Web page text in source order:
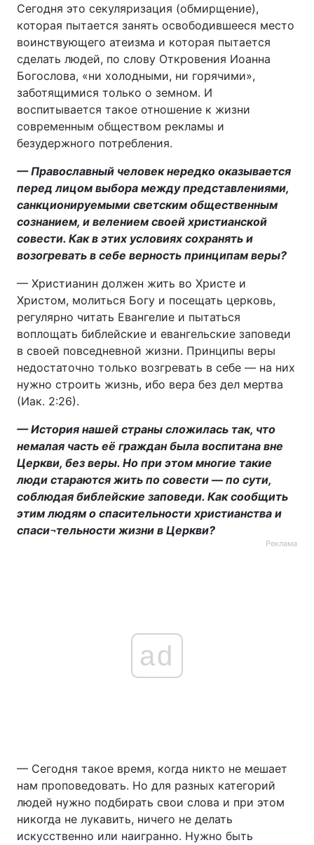
Сегодня это секуляризация (обмирщение),
которая пытается занять освободившееся место
воинствующего атеизма и которая пытается
сделать людей, по слову Откровения Иоанна
Богослова, «ни холодными, ни горячими»,
заботящимися только о земном. И
воспитывается такое отношение к жизни
современным обществом рекламы и
безудержного потребления.
— Православный человек нередко оказывается
перед лицом выбора между представлениями,
санкционируемыми светским общественным
сознанием, и велением своей христианской
совести. Как в этих условиях сохранять и
возогревать в себе верность принципам веры?
— Христианин должен жить во Христе и
Христом, молиться Богу и посещать церковь,
регулярно читать Евангелие и пытаться
воплощать библейские и евангельские заповеди
в своей повседневной жизни. Принципы веры
недостаточно только возгревать в себе — на них
нужно строить жизнь, ибо вера без дел мертва
(Иак. 2:26).
— История нашей страны сложилась так, что
немалая часть её граждан была воспитана вне
Церкви, без веры. Но при этом многие такие
люди стараются жить по совести — по сути,
соблюдая библейские заповеди. Как сообщить
этим людям о спасительности христианства и
спаси¬тельности жизни в Церкви?
Реклама
ad
— Сегодня такое время, когда никто не мешает
нам проповедовать. Но для разных категорий
людей нужно подбирать свои слова и при этом
никогда не лукавить, ничего не делать
искусственно или наигранно. Нужно быть